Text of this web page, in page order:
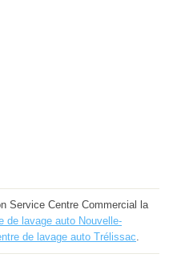
Service Centre Commercial la
de lavage auto Nouvelle-
de lavage auto Trélissac.